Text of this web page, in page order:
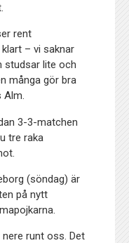
rent
– vi saknar
studsar lite och
många gör bra
Alm.
3-3-matchen
tre raka
(söndag) är
på nytt
runt oss. Det